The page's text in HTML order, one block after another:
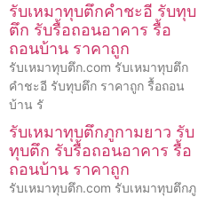
รับเหมาทุบตึกคำชะอี รับทุบ
ตึก รับรื้อถอนอาคาร รื้อ
ถอนบ้าน ราคาถูก
รับเหมาทุบตึก.com รับเหมาทุบตึก
คำชะอี รับทุบตึก ราคาถูก รื้อถอน
บ้าน รั
รับเหมาทุบตึกภูกามยาว รับ
ทุบตึก รับรื้อถอนอาคาร รื้อ
ถอนบ้าน ราคาถูก
รับเหมาทุบตึก.com รับเหมาทุบตึกภู